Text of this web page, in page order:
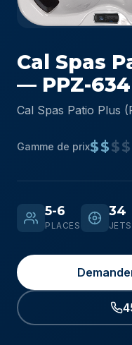
Cal Spas
— PPZ-
Cal Spas Patio Plus
Gamme de prix$$
5-6
PLACES
34
JETS